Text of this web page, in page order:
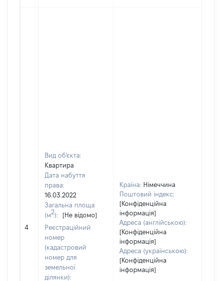
4
Вид об'єкта:
Квартира
Дата набуття
права:
16.03.2022
Загальна площа
(м2):
[Не відомо]
Реєстраційний
номер
(кадастровий
номер для
земельної
ділянки):
Країна: Німеччина
Поштовий індекс:
[Конфіденційна
інформація]
Адреса (англійською):
[Конфіденційна
інформація]
Адреса (українською):
[Конфіденційна
інформація]